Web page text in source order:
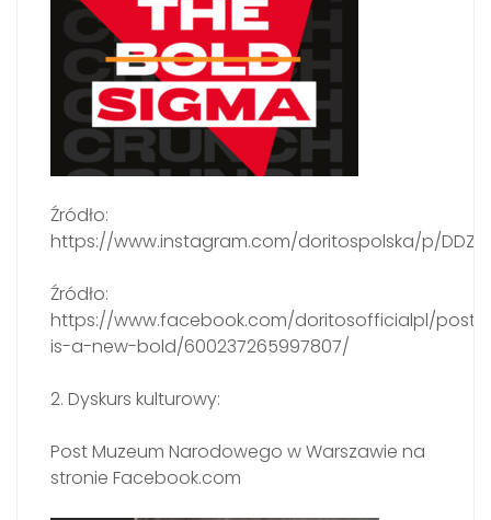
Źródło:
https://www.instagram.com/doritospolska/p/
Źródło:
https://www.facebook.com/doritosofficialpl/
is-a-new-bold/600237265997807/
2. Dyskurs kulturowy:
Post Muzeum Narodowego w Warszawie na
stronie Facebook.com